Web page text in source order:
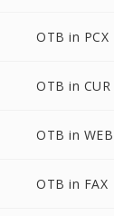
OTB in PCX
OTB in CUR
OTB in
OTB in FAX